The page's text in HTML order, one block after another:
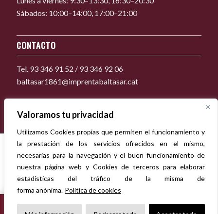
Valoramos tu privacidad
Utilizamos Cookies propias que permiten el funcionamiento y
la prestación de los servicios ofrecidos en el mismo,
necesarias para la navegación y el buen funcionamiento de
nuestra página web y Cookies de terceros para elaborar
estadísticas del tráfico de la misma de
forma anónima. Política de cookies
Sábados: 10:00–14:00, 17:00–21:00
CONTACTO
Tel. 93 346 91 52 / 93 346 92 06
baltasar1861@imprentabaltasar.cat
CERRADO POR VACACIONES
Del 1 al 16 de agosto, ambos inclusive. Todos los pedidos